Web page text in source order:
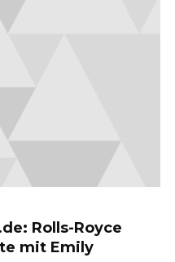
Rolls-Royce
mit Emily